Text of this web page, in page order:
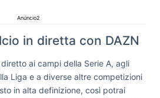
Anúncio2
in diretta con DAZN
ai campi della Serie A, agli
Liga e a diverse altre competizioni
in alta definizione, così potrai